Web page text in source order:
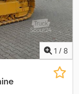
- Hidrostaticki
1 / 8